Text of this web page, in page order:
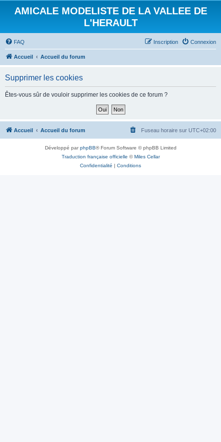
AMICALE MODELISTE DE LA VALLEE DE
L'HERAULT
FAQ Connexion
Inscription
Accueil Accueil du forum
Supprimer les cookies
Êtes-vous sûr de vouloir supprimer les cookies de ce forum ?
Accueil Accueil du forum Fuseau horaire sur UTC+02:00
Développé parphpBB® Forum Software © phpBB Limited
Traduction française officielle ©Miles Cellar
Confidentialité | Conditions